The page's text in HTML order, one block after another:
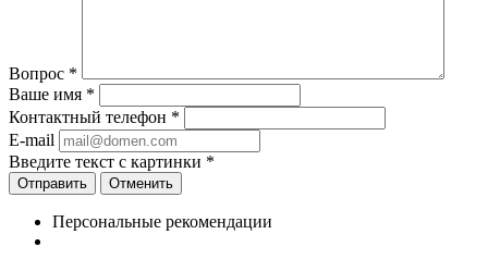
Вопрос *
Ваше имя *
Контактный телефон *
E-mail
Введите текст с картинки *
Отменить
Персональные рекомендации